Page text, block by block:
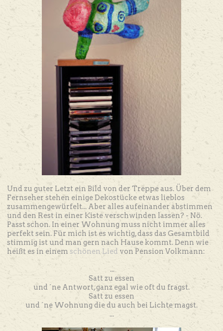
Und zu guter Letzt ein Bild von der Treppe aus. Über dem
Fernseher stehen einige Dekostücke etwas lieblos
zusammengewürfelt... Aber alles aufeinander abstimmen
und den Rest in einer Kiste verschwinden lassen? - Nö.
Passt schon. In einer Wohnung muss nicht immer alles
perfekt sein. Für mich ist es wichtig, dass das Gesamtbild
stimmig ist und man gern nach Hause kommt. Denn wie
heißt es in einem schönen Lied von Pension Volkmann:
...
Satt zu essen
und ´ne Antwort, ganz egal wie oft du fragst.
Satt zu essen
und ´ne Wohnung die du auch bei Lichte magst.
...